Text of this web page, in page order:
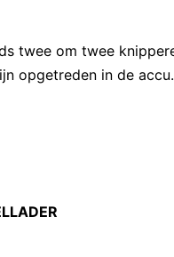
twee om twee
opgetreden in de accu.